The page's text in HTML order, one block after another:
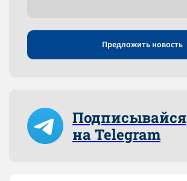
Предложить новость
Подписывайся
на Telegram